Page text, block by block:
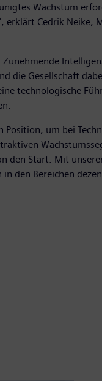
Wachstum
erklärt Cedrik Neike,
die Gesellschaft
technologische
Position, um bei
den Start. Mit
den Bereichen